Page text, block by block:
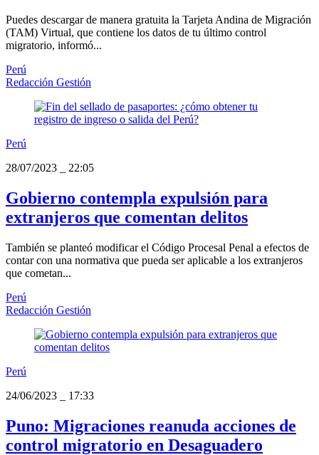
Puedes descargar de manera gratuita la Tarjeta Andina de Migración
(TAM) Virtual, que contiene los datos de tu último control
migratorio, informó...
Perú
Redacción Gestión
Perú
28/07/2023
22:05
Gobierno contempla expulsión para
extranjeros que comentan delitos
También se planteó modificar el Código Procesal Penal a efectos de
contar con una normativa que pueda ser aplicable a los extranjeros
que cometan...
Perú
Redacción Gestión
Perú
24/06/2023
17:33
Puno: Migraciones reanuda acciones de
control migratorio en Desaguadero